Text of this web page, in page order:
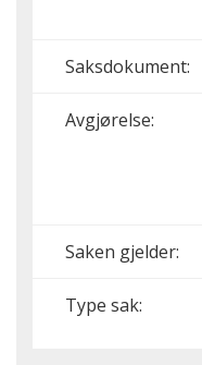
Saksdokument:
Avgjørelse:
Saken gjelder:
Type sak: